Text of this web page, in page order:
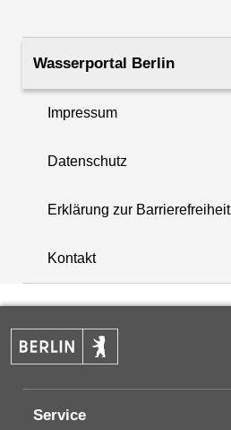
+
−
Wasserportal Berlin
Impressum
Datenschutz
Erklärung zur Barrierefreiheit
Kontakt
Service